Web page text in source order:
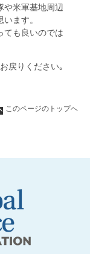
や米軍基地周辺
ます。
ても良いのでは
戻りください｡
このページのトップへ